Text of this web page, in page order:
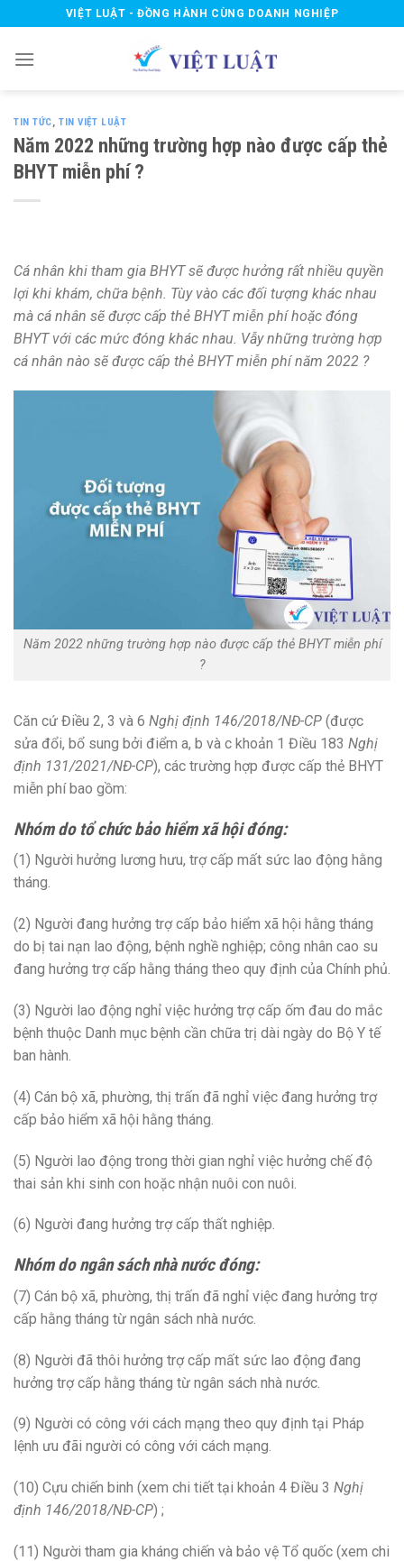
to
content
VIỆT LUẬT - ĐỒNG HÀNH CÙNG DOANH NGHIỆP
TIN TỨC,TIN VIỆT LUẬT
Năm 2022 những trường hợp nào được cấp thẻ
BHYT miễn phí ?
Cá nhân khi tham gia BHYT sẽ được hưởng rất nhiều quyền
lợi khi khám, chữa bệnh. Tùy vào các đối tượng khác nhau
mà cá nhân sẽ được cấp thẻ BHYT miễn phí hoặc đóng
BHYT với các mức đóng khác nhau. Vẫy những trường hợp
cá nhân nào sẽ được cấp thẻ BHYT miễn phí năm 2022 ?
Năm 2022 những trường hợp nào được cấp thẻ BHYT miễn phí
?
Căn cứ Điều 2, 3 và 6 Nghị định 146/2018/NĐ-CP (được
sửa đổi, bổ sung bởi điểm a, b và c khoản 1 Điều 183 Nghị
định 131/2021/NĐ-CP), các trường hợp được cấp thẻ BHYT
miễn phí bao gồm:
Nhóm do tổ chức bảo hiểm xã hội đóng:
(1) Người hưởng lương hưu, trợ cấp mất sức lao động hằng
tháng.
(2) Người đang hưởng trợ cấp bảo hiểm xã hội hằng tháng
do bị tai nạn lao động, bệnh nghề nghiệp; công nhân cao su
đang hưởng trợ cấp hằng tháng theo quy định của Chính phủ.
(3) Người lao động nghỉ việc hưởng trợ cấp ốm đau do mắc
bệnh thuộc Danh mục bệnh cần chữa trị dài ngày do Bộ Y tế
ban hành.
(4) Cán bộ xã, phường, thị trấn đã nghỉ việc đang hưởng trợ
cấp bảo hiểm xã hội hằng tháng.
(5) Người lao động trong thời gian nghỉ việc hưởng chế độ
thai sản khi sinh con hoặc nhận nuôi con nuôi.
(6) Người đang hưởng trợ cấp thất nghiệp.
Nhóm do ngân sách nhà nước đóng:
(7) Cán bộ xã, phường, thị trấn đã nghỉ việc đang hưởng trợ
cấp hằng tháng từ ngân sách nhà nước.
(8) Người đã thôi hưởng trợ cấp mất sức lao động đang
hưởng trợ cấp hằng tháng từ ngân sách nhà nước.
(9) Người có công với cách mạng theo quy định tại Pháp
lệnh ưu đãi người có công với cách mạng.
(10) Cựu chiến binh (xem chi tiết tại khoản 4 Điều 3 Nghị
định 146/2018/NĐ-CP) ;
(11) Người tham gia kháng chiến và bảo vệ Tổ quốc (xem chi